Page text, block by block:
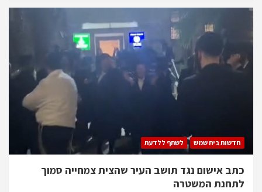
חדשות בית שמש לשתף ללדעת
כתב אישום נגד תושב העיר שהצית צמחייה סמוך
לתחנת המשטרה